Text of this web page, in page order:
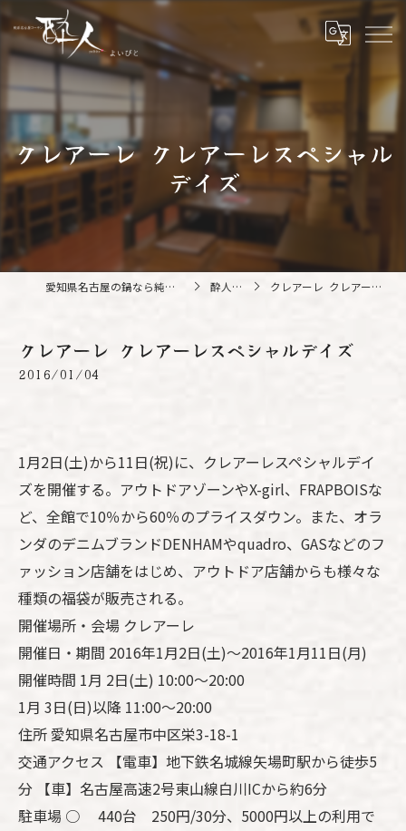
クレアーレ クレアーレスペシャル
デイズ
愛知県名古屋の鍋なら純系名古屋コーチン 酔人 酔人ブログ クレアーレ クレアーレスペシャルデイズ
クレアーレ クレアーレスペシャルデイズ
2016/01/04
1月2日(土)から11日(祝)に、クレアーレスペシャルデイ
ズを開催する。アウトドアゾーンやX-girl、FRAPBOISな
ど、全館で10％から60％のプライスダウン。また、オラ
ンダのデニムブランドDENHAMやquadro、GASなどのフ
ァッション店舗をはじめ、アウトドア店舗からも様々な
種類の福袋が販売される。
開催場所・会場 クレアーレ
開催日・期間 2016年1月2日(土)～2016年1月11日(月)
開催時間 1月 2日(土) 10:00～20:00
1月 3日(日)以降 11:00～20:00
住所 愛知県名古屋市中区栄3-18-1
交通アクセス 【電車】地下鉄名城線矢場町駅から徒歩5
分 【車】名古屋高速2号東山線白川ICから約6分
駐車場 ○ 440台 250円/30分、5000円以上の利用で